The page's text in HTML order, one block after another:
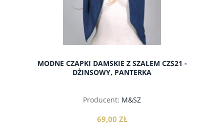
MODNE CZAPKI DAMSKIE Z SZALEM CZS21 -
DŻINSOWY, PANTERKA
Producent: M&SZ
69,00 ZŁ